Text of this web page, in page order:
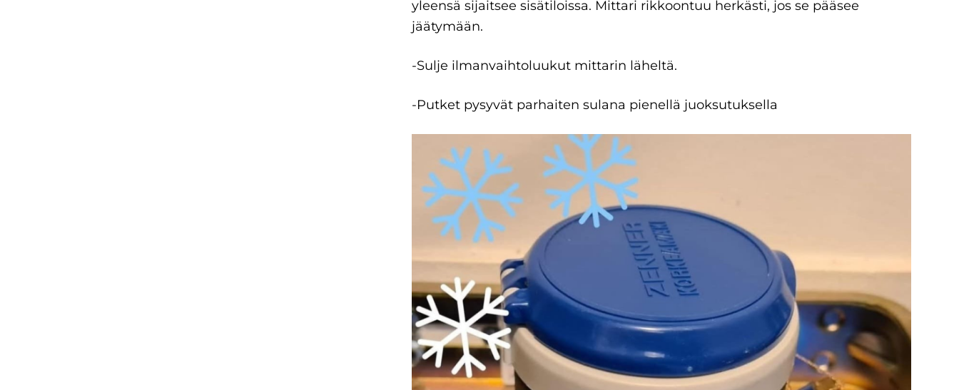
yleensä sijaitsee sisätiloissa. Mittari rikkoontuu herkästi, jos se pääsee
jäätymään.
-Sulje ilmanvaihtoluukut mittarin läheltä.
-Putket pysyvät parhaiten sulana pienellä juoksutuksella